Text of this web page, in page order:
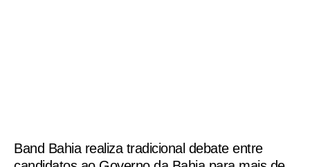
Band Bahia realiza tradicional debate entre